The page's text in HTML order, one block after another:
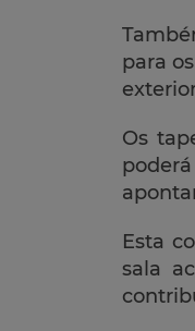
para
Os
Esta
sala